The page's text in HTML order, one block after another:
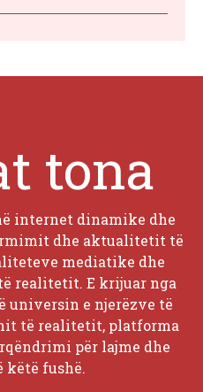
tona
internet dinamike dhe
dhe aktualitetit të
mediatike dhe
realitetit. E krijuar nga
universin e njerëzve të
të realitetit, platforma
për lajme dhe
këtë fushë.